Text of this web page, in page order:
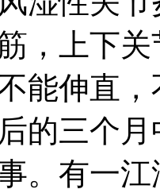
，上下
能伸直
的三个
。有一